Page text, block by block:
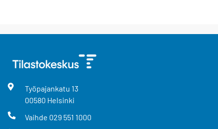
Työpajankatu 13
00580 Helsinki
Vaihde 029 551 1000